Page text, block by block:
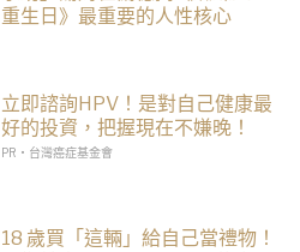
重生日》最重要的人性核心
立即諮詢HPV！是對自己健康最
好的投資，把握現在不嫌晚！
PR・台灣癌症基金會
18 歲買「這輛」給自己當禮物！